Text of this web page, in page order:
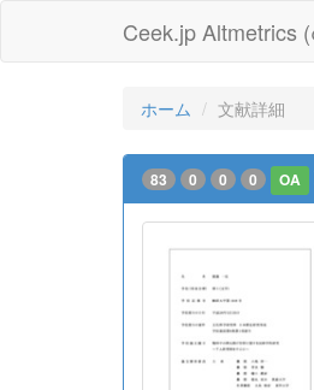
Ceek.jp Altmetrics
ホーム 文献詳細
83 0 0 0 OA